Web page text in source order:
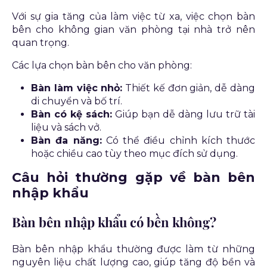
Với sự gia tăng của làm việc từ xa, việc chọn bàn
bên cho không gian văn phòng tại nhà trở nên
quan trọng.
Các lựa chọn bàn bên cho văn phòng:
Bàn làm việc nhỏ: Thiết kế đơn giản, dễ dàng
di chuyển và bố trí.
Bàn có kệ sách: Giúp bạn dễ dàng lưu trữ tài
liệu và sách vở.
Bàn đa năng:Có thể điều chỉnh kích thước
hoặc chiều cao tùy theo mục đích sử dụng.
Câu hỏi thường gặp về bàn bên
nhập khẩu
Bàn bên nhập khẩu có bền không?
Bàn bên nhập khẩu thường được làm từ những
nguyên liệu chất lượng cao, giúp tăng độ bền và